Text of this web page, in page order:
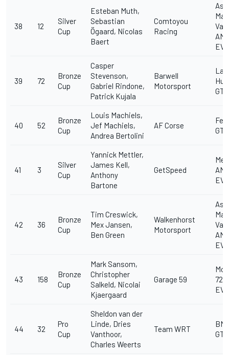
38 12
Silver
Cup
Esteban Muth,
Sebastian
Ögaard, Nicolas
Baert
Comtoyou
Racing
EVO
39 72
Bronze
Cup
Casper
Stevenson,
Gabriel Rindone,
Patrick Kujala
Barwell
Motorsport
40 52
Bronze
Cup
Louis Machiels,
Jef Machiels,
Andrea Bertolini
AF Corse
GT3
41 3
Silver
Cup
Yannick Mettler,
James Kell,
Anthony
Bartone
GetSpeed
EVO
42 36
Bronze
Cup
Tim Creswick,
Mex Jansen,
Ben Green
Walkenhorst
Motorsport
EVO
43 158
Bronze
Cup
Mark Sansom,
Christopher
Salkeld, Nicolai
Kjaergaard
Garage 59
EVO
44 32
Pro
Cup
Sheldon van der
Linde, Dries
Vanthoor,
Charles Weerts
Team WRT
GT3